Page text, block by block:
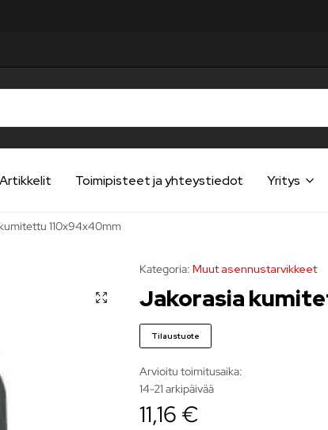
Artikkelit Toimipisteet ja yhteystiedot Yritys
110x94x40mm
Kategoria: Muut asennustarvikkeet
Jakorasia
Tilaustuote
Arvioitu toimitusaika:
14-21 arkipäivää
11,16 €